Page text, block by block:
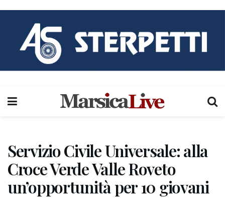
Servizio Civile Universale: alla
Croce Verde Valle Roveto
un’opportunità per 10 giovani